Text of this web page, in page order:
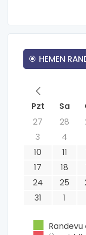
HEMEN
Pzt
Sa
27
28
3
4
10
11
17
18
24
25
31
1